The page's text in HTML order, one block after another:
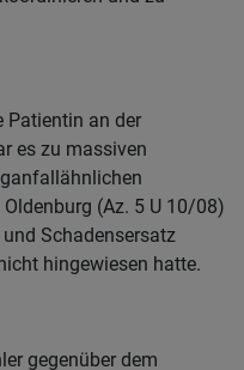
Patientin an der
es zu massiven
(Az. 5 U 10/08)
Schadensersatz
hingewiesen hatte.
gegenüber dem